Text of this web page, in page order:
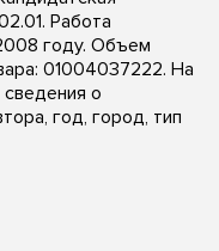
Работа
году. Объем
01004037222. На
о
год, город, тип